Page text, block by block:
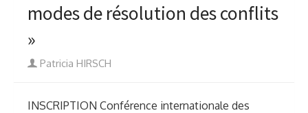
modes de résolution des conflits
»
Author
Patricia HIRSCH
INSCRIPTION Conférence internationale des